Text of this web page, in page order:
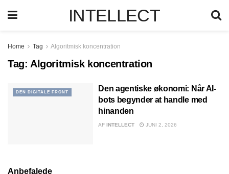
INTELLECT
Home Tag Algoritmisk koncentration
Tag: Algoritmisk koncentration
DEN DIGITALE FRONT
Den agentiske økonomi: Når AI-
bots begynder at handle med
hinanden
AF INTELLECT JUNI 2, 2026
Anbefalede